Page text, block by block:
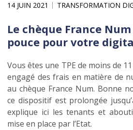
14 JUIN 2021 TRANSFORMATION
Le chèque France
pouce pour votre
Vous êtes une TPE de moins de
engagé des frais en matière de
au chèque France Num. Bonne
ce dispositif est prolongée
explique ici les tenants et
mise en place par l’Etat.